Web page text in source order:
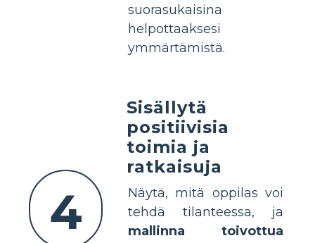
suorasukaisina
helpottaaksesi
ymmärtämistä.
4
Sisällytä
positiivisia
toimia ja
ratkaisuja
Näytä, mitä oppilas voi
tehdä tilanteessa, ja
mallinna toivottua